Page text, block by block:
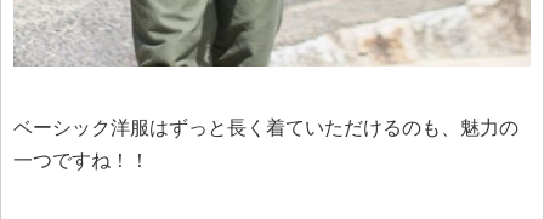
ベーシック洋服はずっと長く着ていただけるのも、魅力の
一つですね！！